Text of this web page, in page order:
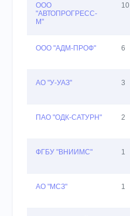
ООО
"АВТОПРОГРЕСС-
М"
10
ООО "АДМ-ПРОФ" 6
АО "У-УАЗ" 3
ПАО "ОДК-САТУРН" 2
ФГБУ "ВНИИМС" 1
АО "МСЗ" 1